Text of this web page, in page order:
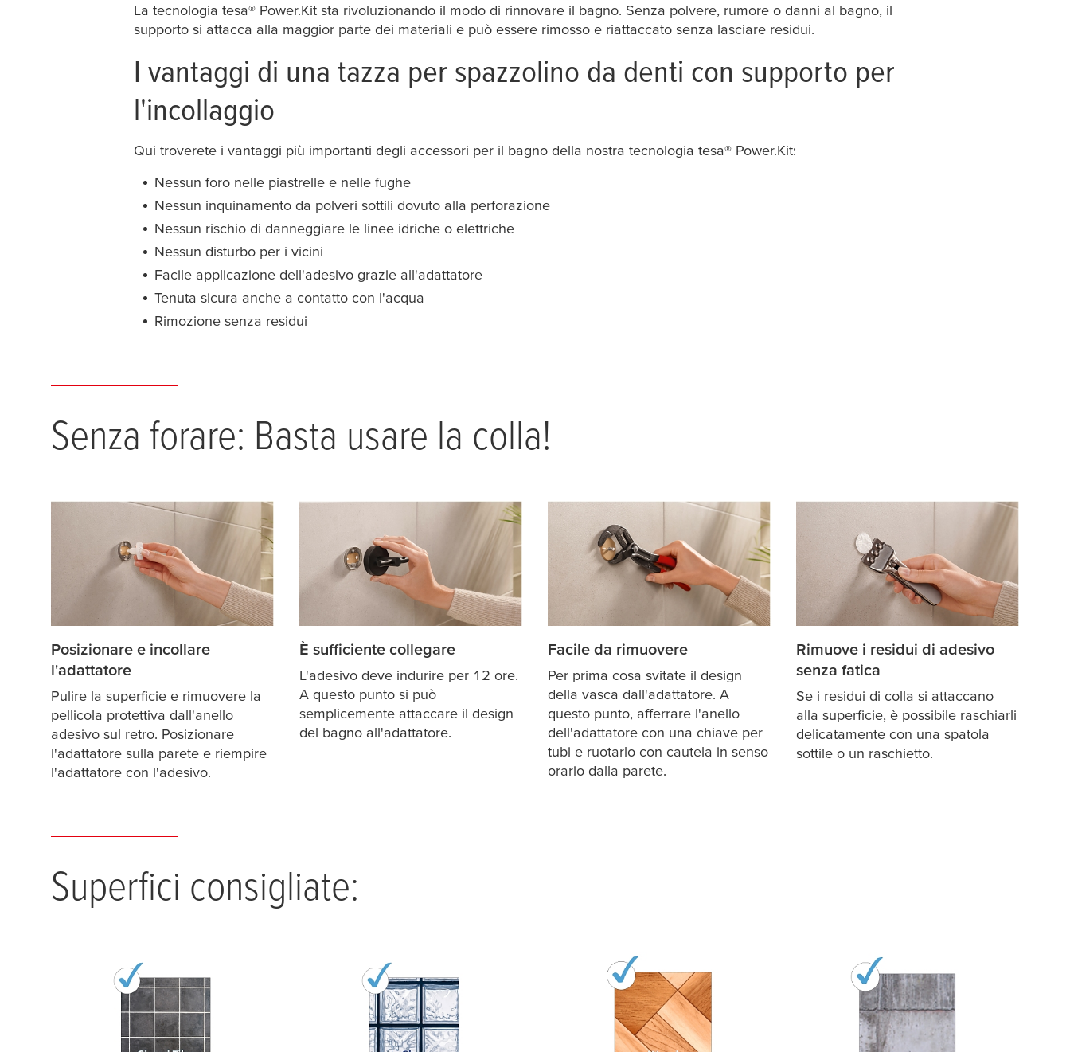
La tecnologia tesa® Power.Kit sta rivoluzionando il modo di rinnovare il bagno. Senza polvere, rumore o danni al bagno, il
supporto si attacca alla maggior parte dei materiali e può essere rimosso e riattaccato senza lasciare residui.
I vantaggi di una tazza per spazzolino da denti con supporto per
l'incollaggio
Qui troverete i vantaggi più importanti degli accessori per il bagno della nostra tecnologia tesa® Power.Kit:
Nessun foro nelle piastrelle e nelle fughe
Nessun inquinamento da polveri sottili dovuto alla perforazione
Nessun rischio di danneggiare le linee idriche o elettriche
Nessun disturbo per i vicini
Facile applicazione dell'adesivo grazie all'adattatore
Tenuta sicura anche a contatto con l'acqua
Rimozione senza residui
Senza forare: Basta usare la colla!
Posizionare e incollare
l'adattatore
Pulire la superficie e rimuovere la
pellicola protettiva dall'anello
adesivo sul retro. Posizionare
l'adattatore sulla parete e riempire
l'adattatore con l'adesivo.
È sufficiente collegare
L'adesivo deve indurire per 12 ore.
A questo punto si può
semplicemente attaccare il design
del bagno all'adattatore.
Facile da rimuovere
Per prima cosa svitate il design
della vasca dall'adattatore. A
questo punto, afferrare l'anello
dell'adattatore con una chiave per
tubi e ruotarlo con cautela in senso
orario dalla parete.
Rimuove i residui di adesivo
senza fatica
Se i residui di colla si attaccano
alla superficie, è possibile raschiarli
delicatamente con una spatola
sottile o un raschietto.
Superfici consigliate: